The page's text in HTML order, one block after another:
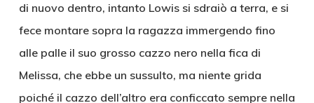
di nuovo dentro, intanto Lowis si sdraiò a terra, e si
fece montare sopra la ragazza immergendo fino
alle palle il suo grosso cazzo nero nella fica di
Melissa, che ebbe un sussulto, ma niente grida
poiché il cazzo dell’altro era conficcato sempre nella